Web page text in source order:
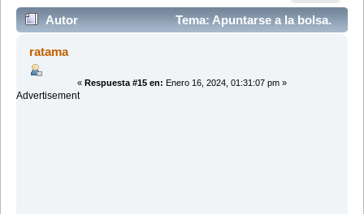
Autor
Tema: Apuntarse a la bolsa.
(Leído 18571 veces)
ratama
« Respuesta #15 en: Enero 16, 2024, 01:31:07 pm »
Advertisement